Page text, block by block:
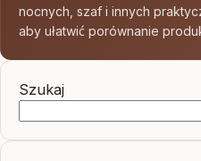
nocnych, szaf i innych
aby ułatwić porównanie
Szukaj